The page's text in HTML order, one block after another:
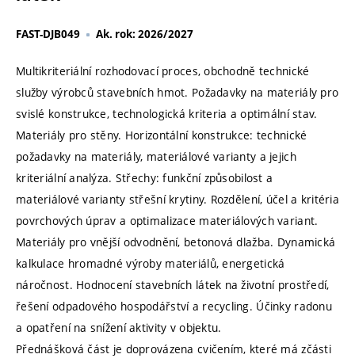
FAST-DJB049 Ak. rok: 2026/2027
Multikriteriální rozhodovací proces, obchodně technické
služby výrobců stavebních hmot. Požadavky na materiály pro
svislé konstrukce, technologická kriteria a optimální stav.
Materiály pro stěny. Horizontální konstrukce: technické
požadavky na materiály, materiálové varianty a jejich
kriteriální analýza. Střechy: funkční způsobilost a
materiálové varianty střešní krytiny. Rozdělení, účel a kritéria
povrchových úprav a optimalizace materiálových variant.
Materiály pro vnější odvodnění, betonová dlažba. Dynamická
kalkulace hromadné výroby materiálů, energetická
náročnost. Hodnocení stavebních látek na životní prostředí,
řešení odpadového hospodářství a recycling. Účinky radonu
a opatření na snížení aktivity v objektu.
Přednášková část je doprovázena cvičením, které má zčásti